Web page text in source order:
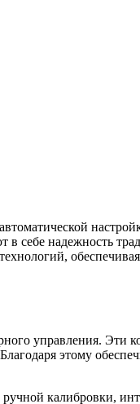
себе надежность
управления. Эти
этому
калибровки,